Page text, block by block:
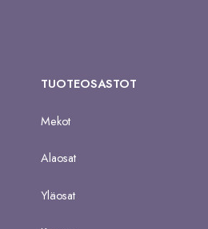
TUOTEOSASTOT
Mekot
Alaosat
Yläosat